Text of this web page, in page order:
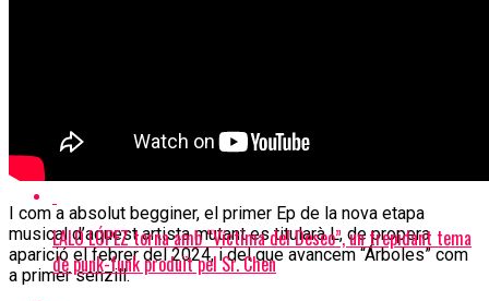
I com a absolut begginer, el primer Ep de la nova etapa
musical d’aquest artista mutant es titularà L, de propera
aparició el febrer del 2024, i del que avancem “Árboles” com
a primer senzill.
La Sala Upload celebra el seu 10è aniversari
LALO LÓPEZ torna amb “Víctima del Deseo”, un trepidant tema
de punk-funk produït pel Sr. Chen